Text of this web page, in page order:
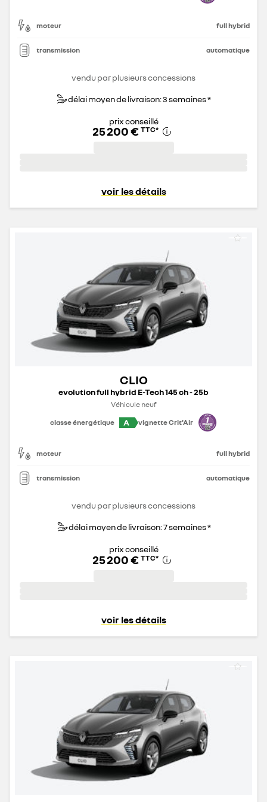
moteur full hybrid
transmission automatique
vendu par plusieurs concessions
délai moyen de livraison: 3 semaines *
prix conseillé
25 200 € TTC*
voir les détails
CLIO
evolution full hybrid E-Tech 145 ch - 25b
Véhicule neuf
classe énergétique
A vignette Crit'Air
moteur full hybrid
transmission automatique
vendu par plusieurs concessions
délai moyen de livraison: 7 semaines *
prix conseillé
25 200 € TTC*
voir les détails